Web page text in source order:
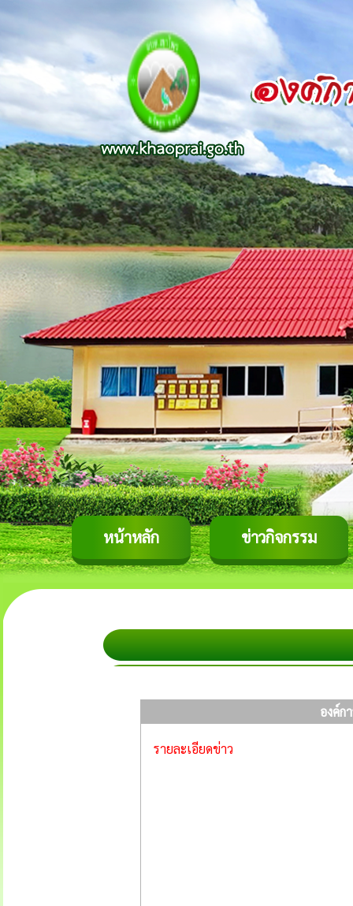
หน้าหลัก ข่าวกิจกรรม
องค์ก
รายละเอียดข่าว